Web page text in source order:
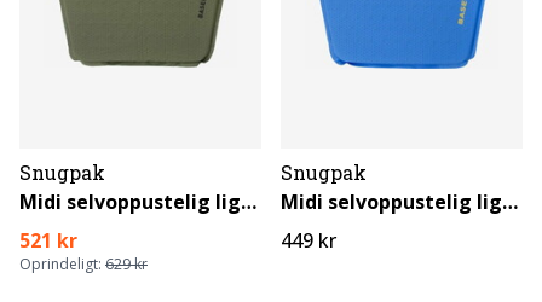
Snugpak
Midi selvoppustelig liggeunderlag
521 kr
Oprindeligt: 629 kr
Snugpak
Midi selvoppustelig liggeunderlag
449 kr